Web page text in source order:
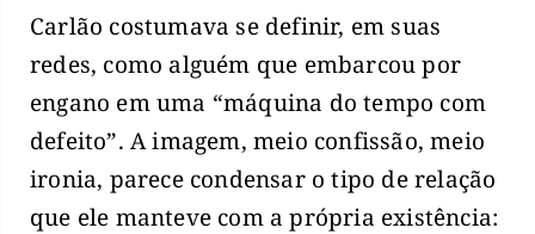
Carlão costumava se definir, em suas
redes, como alguém que embarcou por
engano em uma “máquina do tempo com
defeito”. A imagem, meio confissão, meio
ironia, parece condensar o tipo de relação
que ele manteve com a própria existência: